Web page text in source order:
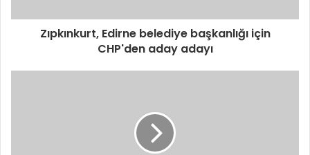
Zıpkınkurt, Edirne belediye başkanlığı için
CHP'den aday adayı